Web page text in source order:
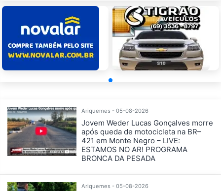
Ariquemes - 05-08-2026
Jovem Weder Lucas Gonçalves morre
após queda de motocicleta na BR–
421 em Monte Negro – LIVE:
ESTAMOS NO AR! PROGRAMA
BRONCA DA PESADA
Ariquemes - 05-08-2026